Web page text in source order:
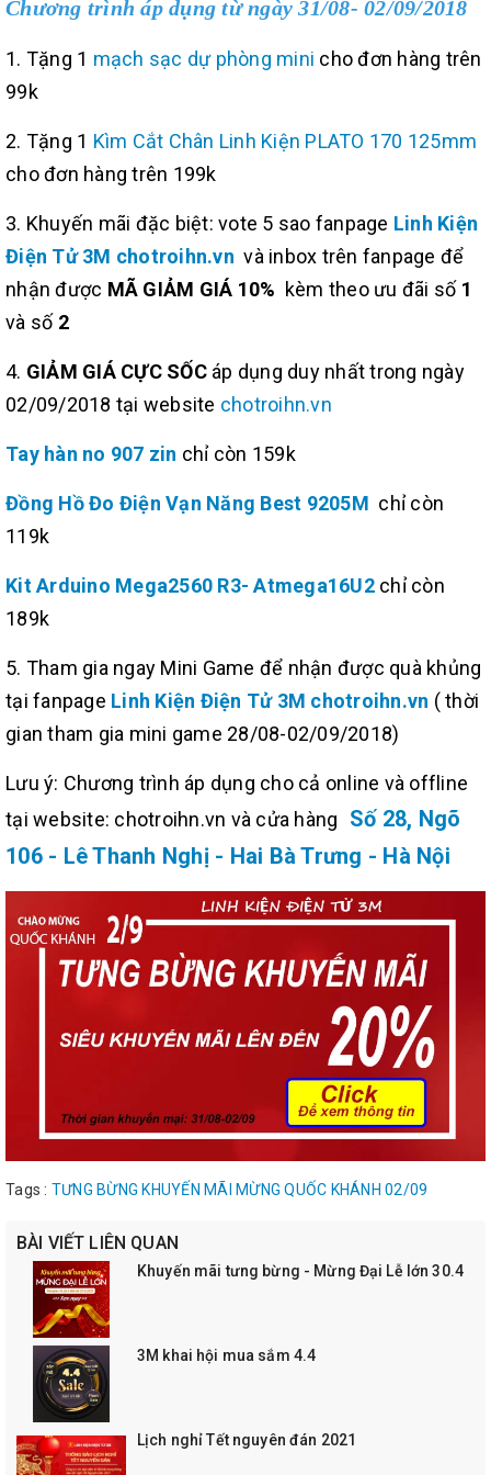
Chương trình áp dụng từ ngày 31/08- 02/09/2018
1. Tặng 1 mạch sạc dự phòng mini cho đơn hàng trên
99k
2. Tặng 1 Kìm Cắt Chân Linh Kiện PLATO 170 125mm
cho đơn hàng trên 199k
3. Khuyến mãi đặc biệt: vote 5 sao fanpage Linh Kiện
Điện Tử 3M chotroihn.vn và inbox trên fanpage để
nhận được MÃ GIẢM GIÁ 10% kèm theo ưu đãi số 1
và số 2
4. GIẢM GIÁ CỰC SỐCáp dụng duy nhất trong ngày
02/09/2018 tại website chotroihn.vn
Tay hàn no 907 zin chỉ còn 159k
Đồng Hồ Đo Điện Vạn Năng Best 9205M chỉ còn
119k
Kit Arduino Mega2560 R3- Atmega16U2chỉ còn
189k
5. Tham gia ngay Mini Game để nhận được quà khủng
tại fanpage Linh Kiện Điện Tử 3M chotroihn.vn ( thời
gian tham gia mini game 28/08-02/09/2018)
Lưu ý: Chương trình áp dụng cho cả online và offline
tại website: chotroihn.vn và cửa hàng
Số 28, Ngõ
106 - Lê Thanh Nghị - Hai Bà Trưng - Hà Nội
Tags : TƯNG BỪNG KHUYẾN MÃI MỪNG QUỐC KHÁNH 02/09
BÀI VIẾT LIÊN QUAN
Khuyến mãi tưng bừng - Mừng Đại Lễ lớn 30.4
3M khai hội mua sắm 4.4
Lịch nghỉ Tết nguyên đán 2021